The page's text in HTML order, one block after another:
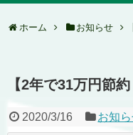
ホーム お知らせ
【2年で31万円節
2020/3/16 お知